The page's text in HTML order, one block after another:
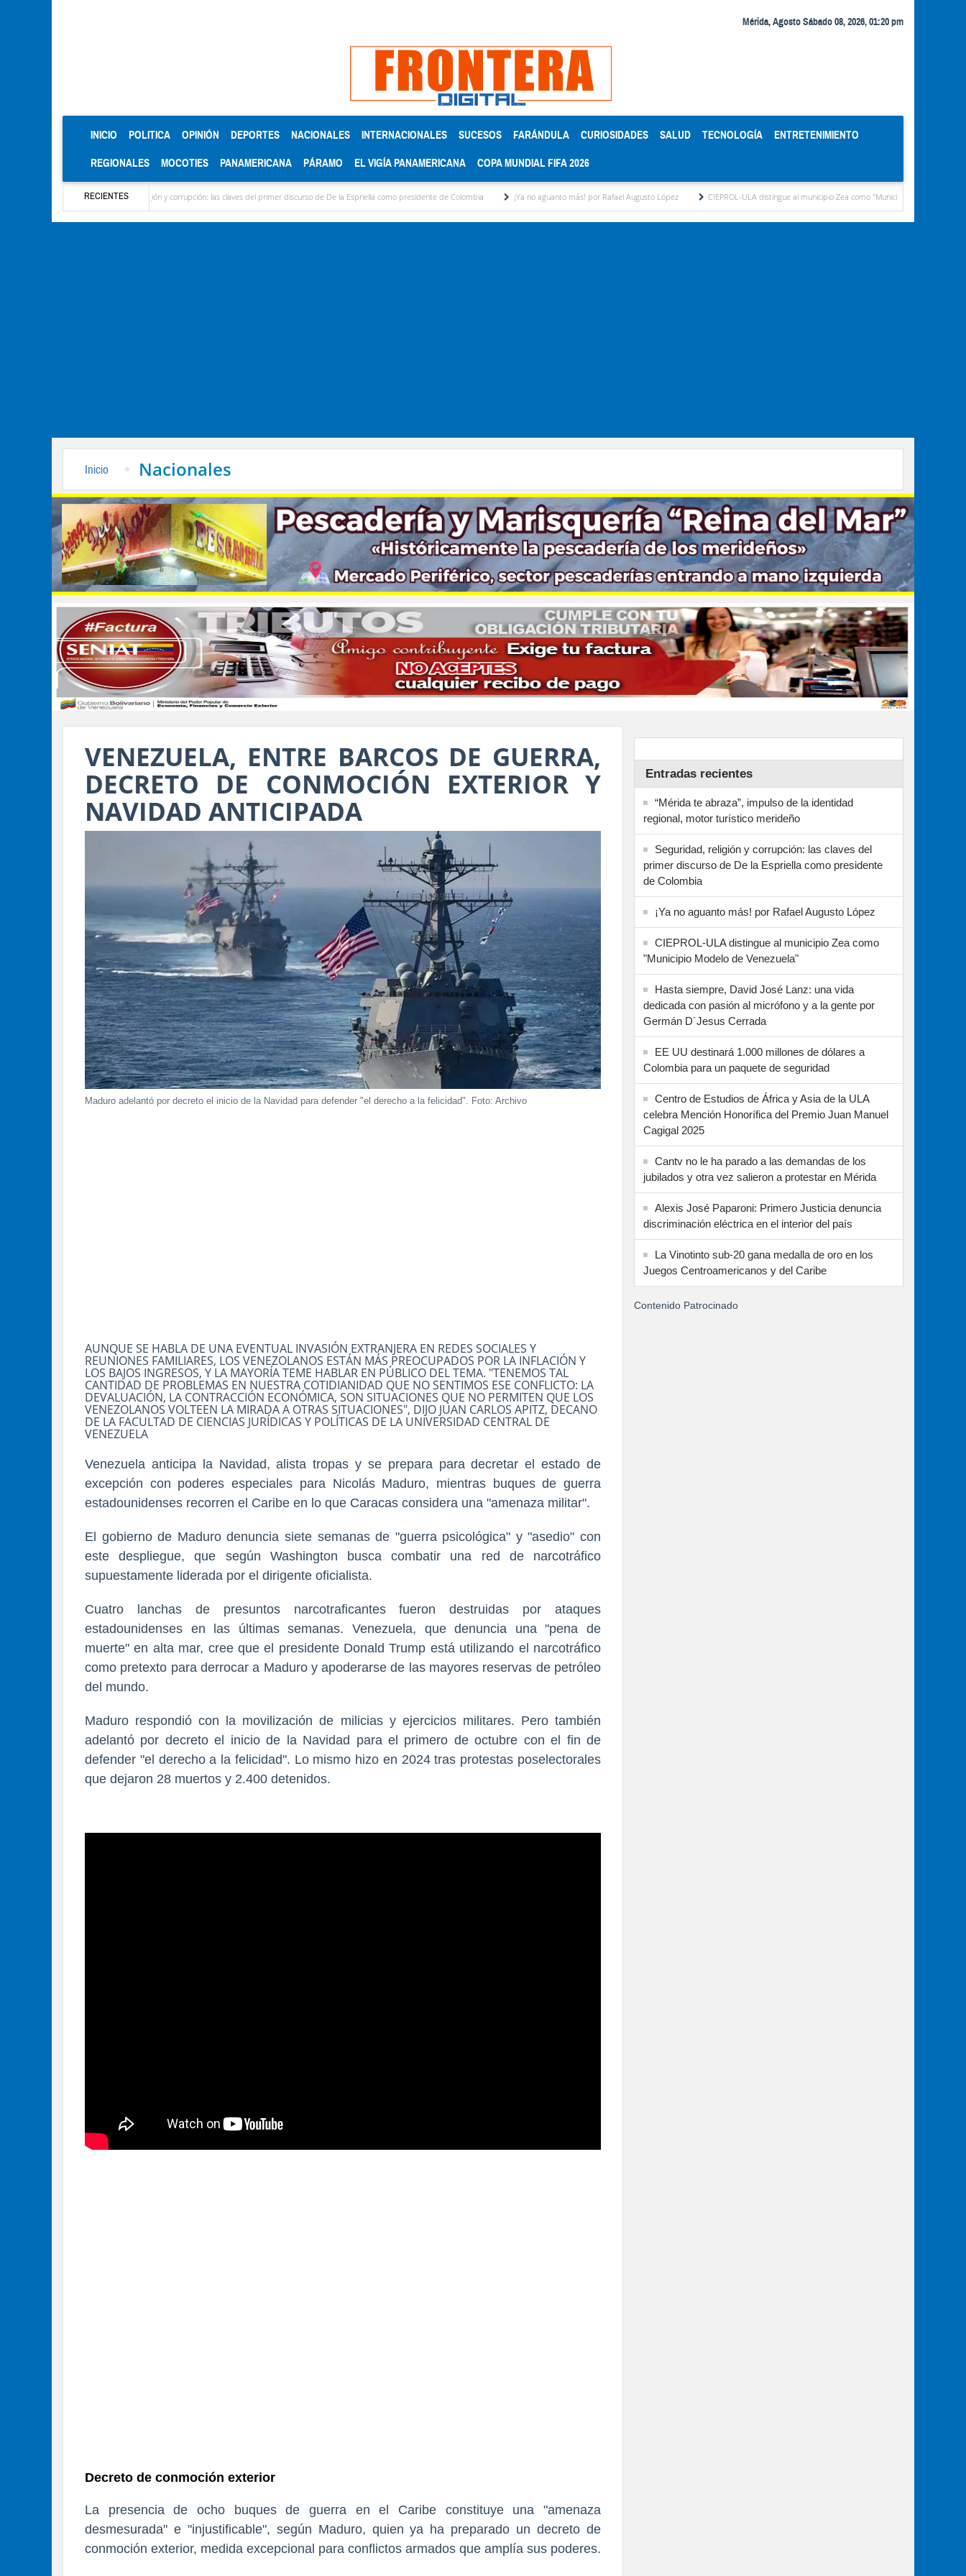
Mérida, Agosto Sábado 08, 2026, 01:20 pm
INICIO (CURRENT)
POLITICA OPINIÓN DEPORTES NACIONALES INTERNACIONALES SUCESOS FARÁNDULA CURIOSIDADES SALUD TECNOLOGÍA ENTRETENIMIENTO
REGIONALES MOCOTIES PANAMERICANA PÁRAMO EL VIGÍA PANAMERICANA COPA MUNDIAL FIFA 2026
RECIENTES
Seguridad, religión y corrupción: las claves del primer discurso de De la Espriella como presidente de Colombia ¡Ya no aguanto más! por Rafael Augusto López CIEPROL-ULA distingue al municipio Zea como "Municipio Modelo de Venezuela"
Inicio Nacionales
VENEZUELA, ENTRE BARCOS DE GUERRA,
DECRETO DE CONMOCIÓN EXTERIOR Y
NAVIDAD ANTICIPADA
Maduro adelantó por decreto el inicio de la Navidad para defender "el derecho a la felicidad". Foto: Archivo
AUNQUE SE HABLA DE UNA EVENTUAL INVASIÓN EXTRANJERA EN REDES SOCIALES Y
REUNIONES FAMILIARES, LOS VENEZOLANOS ESTÁN MÁS PREOCUPADOS POR LA INFLACIÓN Y
LOS BAJOS INGRESOS, Y LA MAYORÍA TEME HABLAR EN PÚBLICO DEL TEMA. "TENEMOS TAL
CANTIDAD DE PROBLEMAS EN NUESTRA COTIDIANIDAD QUE NO SENTIMOS ESE CONFLICTO: LA
DEVALUACIÓN, LA CONTRACCIÓN ECONÓMICA, SON SITUACIONES QUE NO PERMITEN QUE LOS
VENEZOLANOS VOLTEEN LA MIRADA A OTRAS SITUACIONES", DIJO JUAN CARLOS APITZ, DECANO
DE LA FACULTAD DE CIENCIAS JURÍDICAS Y POLÍTICAS DE LA UNIVERSIDAD CENTRAL DE
VENEZUELA
Venezuela anticipa la Navidad, alista tropas y se prepara para decretar el estado de
excepción con poderes especiales para Nicolás Maduro, mientras buques de guerra
estadounidenses recorren el Caribe en lo que Caracas considera una "amenaza militar".
El gobierno de Maduro denuncia siete semanas de "guerra psicológica" y "asedio" con
este despliegue, que según Washington busca combatir una red de narcotráfico
supuestamente liderada por el dirigente oficialista.
Cuatro lanchas de presuntos narcotraficantes fueron destruidas por ataques
estadounidenses en las últimas semanas. Venezuela, que denuncia una "pena de
muerte" en alta mar, cree que el presidente Donald Trump está utilizando el narcotráfico
como pretexto para derrocar a Maduro y apoderarse de las mayores reservas de petróleo
del mundo.
Maduro respondió con la movilización de milicias y ejercicios militares. Pero también
adelantó por decreto el inicio de la Navidad para el primero de octubre con el fin de
defender "el derecho a la felicidad". Lo mismo hizo en 2024 tras protestas poselectorales
que dejaron 28 muertos y 2.400 detenidos.
Decreto de conmoción exterior
La presencia de ocho buques de guerra en el Caribe constituye una "amenaza
desmesurada" e "injustificable", según Maduro, quien ya ha preparado un decreto de
conmoción exterior, medida excepcional para conflictos armados que amplía sus poderes.
Entradas recientes
“Mérida te abraza”, impulso de la identidad
regional, motor turístico merideño
Seguridad, religión y corrupción: las claves del
primer discurso de De la Espriella como presidente
de Colombia
¡Ya no aguanto más! por Rafael Augusto López
CIEPROL-ULA distingue al municipio Zea como
"Municipio Modelo de Venezuela"
Hasta siempre, David José Lanz: una vida
dedicada con pasión al micrófono y a la gente por
Germán D´Jesus Cerrada
EE UU destinará 1.000 millones de dólares a
Colombia para un paquete de seguridad
Centro de Estudios de África y Asia de la ULA
celebra Mención Honorífica del Premio Juan Manuel
Cagigal 2025
Cantv no le ha parado a las demandas de los
jubilados y otra vez salieron a protestar en Mérida
Alexis José Paparoni: Primero Justicia denuncia
discriminación eléctrica en el interior del país
La Vinotinto sub-20 gana medalla de oro en los
Juegos Centroamericanos y del Caribe
Contenido Patrocinado